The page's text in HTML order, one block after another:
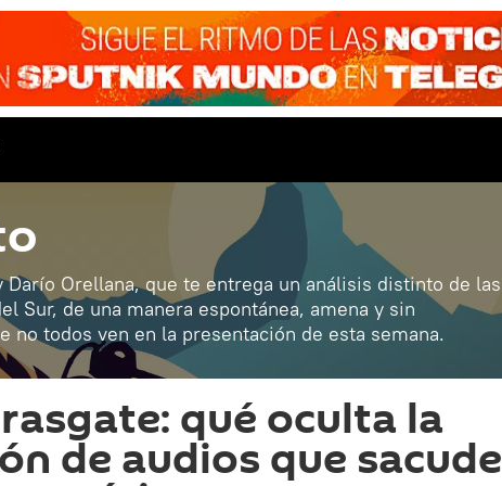
Orellana, que te entrega un análisis distinto de las
Sur, de una manera espontánea, amena y sin
no todos ven en la presentación de esta semana.
qué oculta la
de audios que sacude